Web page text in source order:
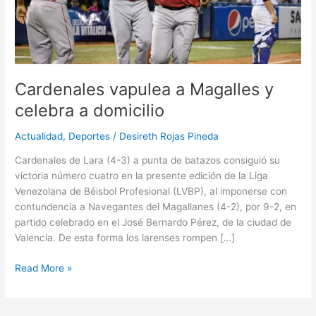
Cardenales vapulea a Magalles y
celebra a domicilio
Actualidad, Deportes / Desireth Rojas Pineda
Cardenales de Lara (4-3) a punta de batazos consiguió su
victoria número cuatro en la presente edición de la Liga
Venezolana de Béisbol Profesional (LVBP), al imponerse con
contundencia a Navegantes del Magallanes (4-2), por 9-2, en
partido celebrado en el José Bernardo Pérez, de la ciudad de
Valencia. De esta forma los larenses rompen […]
Read More »